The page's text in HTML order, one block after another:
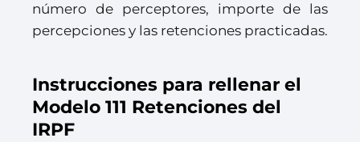
número de perceptores, importe de las
percepciones y las retenciones practicadas.
Instrucciones para rellenar el
Modelo 111 Retenciones del
IRPF